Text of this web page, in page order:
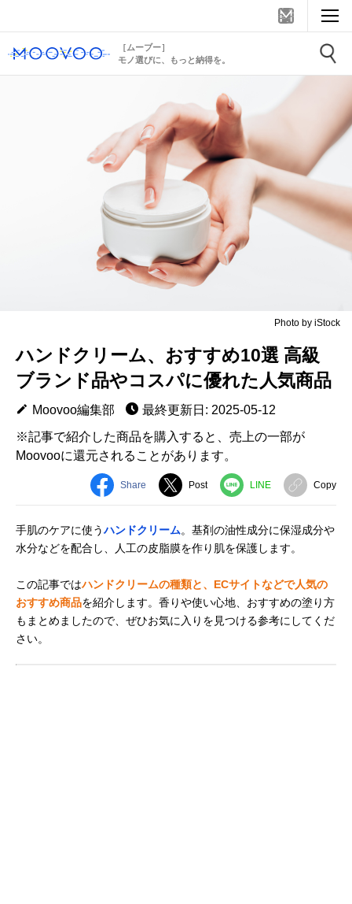
［ムーブー］
モノ選びに、もっと納得を。
Photo by iStock
ハンドクリーム、おすすめ10選 高級
ブランド品やコスパに優れた人気商品
Moovoo編集部
最終更新日: 2025-05-12
※記事で紹介した商品を購入すると、売上の一部が
Moovooに還元されることがあります。
Share Post LINE Copy
手肌のケアに使うハンドクリーム。基剤の油性成分に保湿成分や
水分などを配合し、人工の皮脂膜を作り肌を保護します。
この記事ではハンドクリームの種類と、ECサイトなどで人気の
おすすめ商品を紹介します。香りや使い心地、おすすめの塗り方
もまとめましたので、ぜひお気に入りを見つける参考にしてくだ
さい。